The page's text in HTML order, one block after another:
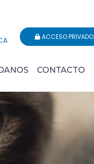
ACCESO PRIVADO
CONTACTO